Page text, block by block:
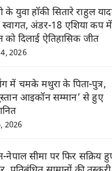
के युवा हॉकी सितारे राहुल
अंडर-18 एशिया कप में
को दिलाई ऐतिहासिक जीत
2026
में चमके मथुरा के पिता-पुत्र,
आइकॉन सम्मान’ से हुए
2026
नेपाल सीमा पर फिर सक्रिय